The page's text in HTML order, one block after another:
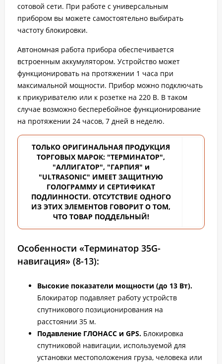
сотовой сети. При работе с универсальным
прибором вы можете самостоятельно выбирать
частоту блокировки.
Автономная работа прибора обеспечивается
встроенным аккумулятором. Устройство может
функционировать на протяжении 1 часа при
максимальной мощности. Прибор можно подключать
к прикуривателю или к розетке на 220 В. В таком
случае возможно бесперебойное функционирование
на протяжении 24 часов, 7 дней в неделю.
ТОЛЬКО ОРИГИНАЛЬНАЯ ПРОДУКЦИЯ
ТОРГОВЫХ МАРОК: "ТЕРМИНАТОР",
"АЛЛИГАТОР", "ГАРПИЯ" и
"ULTRASONIC" ИМЕЕТ ЗАЩИТНУЮ
ГОЛОГРАММУ И СЕРТИФИКАТ
ПОДЛИННОСТИ. ОТСУТСТВИЕ ОДНОГО
ИЗ ЭТИХ ЭЛЕМЕНТОВ ГОВОРИТ О ТОМ,
ЧТО ТОВАР ПОДДЕЛЬНЫЙ!
Особенности «Терминатор 35G-
навигация» (8-13):
Высокие показатели мощности (до 13 Вт).
Блокиратор подавляет работу устройств
спутникового позиционирования на
расстоянии 35 м.
Подавление ГЛОНАСС и GPS. Блокировка
спутниковой навигации, используемой для
установки местоположения груза, человека или